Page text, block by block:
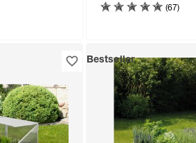
(67)
Bestseller